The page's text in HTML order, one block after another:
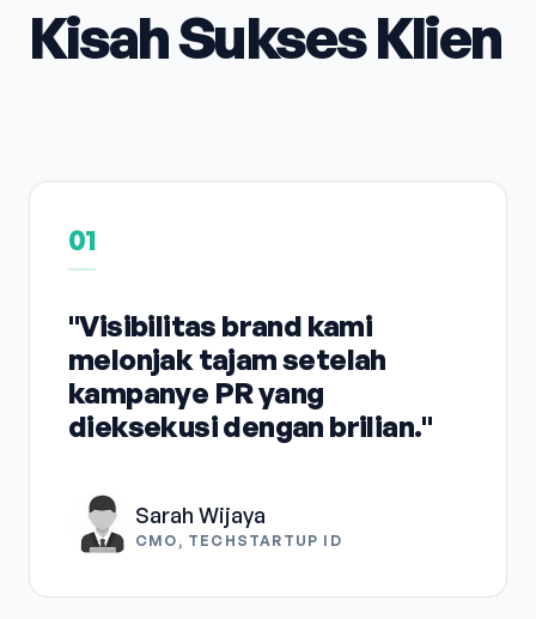
Kisah Sukses Klien
01
"Visibilitas brand kami
melonjak tajam setelah
kampanye PR yang
dieksekusi dengan brilian."
Sarah Wijaya
CMO, TECHSTARTUP ID